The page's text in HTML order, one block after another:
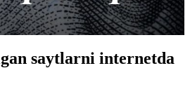
saytlarni internetda